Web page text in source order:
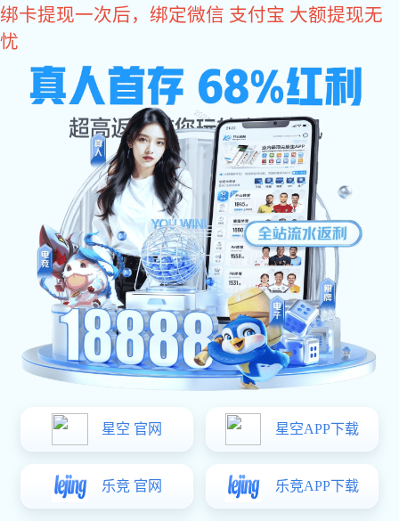
亿万28
产品和服务
联系
亿万28
应用
加入亿万28
产品和服务>产品与解决方案>环保排污用泵系列
BWQ潜污泵（11KW以上）
查看更多同系列产品